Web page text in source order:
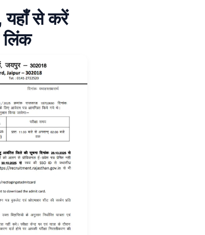
यहाँ से करें